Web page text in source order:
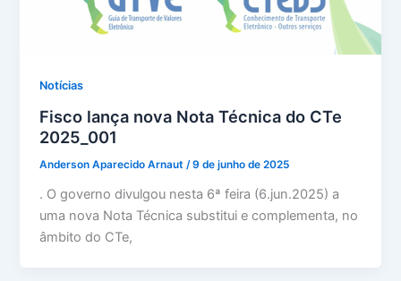
Notícias
Fisco lança nova Nota Técnica do CTe
2025_001
Anderson Aparecido Arnaut/9 de junho de 2025
. O governo divulgou nesta 6ª feira (6.jun.2025) a
uma nova Nota Técnica substitui e complementa, no
âmbito do CTe,